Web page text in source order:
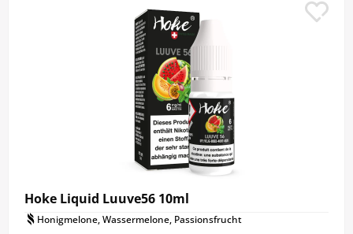
Hoke Liquid Luuve56 10ml
Honigmelone, Wassermelone, Passionsfrucht